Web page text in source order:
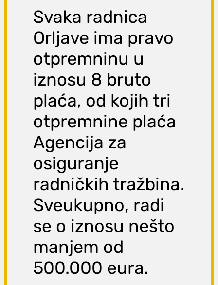
Svaka radnica
Orljave ima pravo
otpremninu u
iznosu 8 bruto
plaća, od kojih tri
otpremnine plaća
Agencija za
osiguranje
radničkih tražbina.
Sveukupno, radi
se o iznosu nešto
manjem od
500.000 eura.